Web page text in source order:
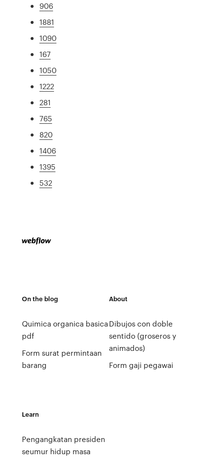
906
1881
1090
167
1050
1222
281
765
820
1406
1395
532
On the blog
Quimica organica basica
pdf
Form surat permintaan
barang
About
Dibujos con doble
sentido (groseros y
animados)
Form gaji pegawai
Learn
Pengangkatan presiden
seumur hidup masa